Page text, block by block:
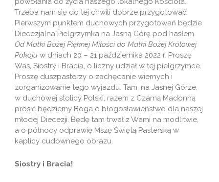
Trzeba nam się do tej chwili dobrze przygotować.
Pierwszym punktem duchowych przygotowań będzie
Diecezjalna Pielgrzymka na Jasną Górę pod hasłem
Od Matki Bożej Pięknej Miłości do Matki Bożej Królowej
Pokoju w dniach 20 – 21 października 2022 r. Proszę
Was, Siostry i Bracia, o liczny udział w tej pielgrzymce.
Proszę duszpasterzy o zachęcanie wiernych i
zorganizowanie tego wyjazdu. Tam, na Jasnej Górze,
w duchowej stolicy Polski, razem z Czarną Madonną
prosić będziemy Boga o błogosławieństwo dla naszej
młodej Diecezji. Będę tam trwał z Wami na modlitwie,
a o północy odprawię Mszę Świętą Pasterską w
kaplicy cudownego obrazu.
Siostry i Bracia!